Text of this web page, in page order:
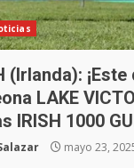
(Irlanda):
LAKE
IRISH 1000
mayo 23,